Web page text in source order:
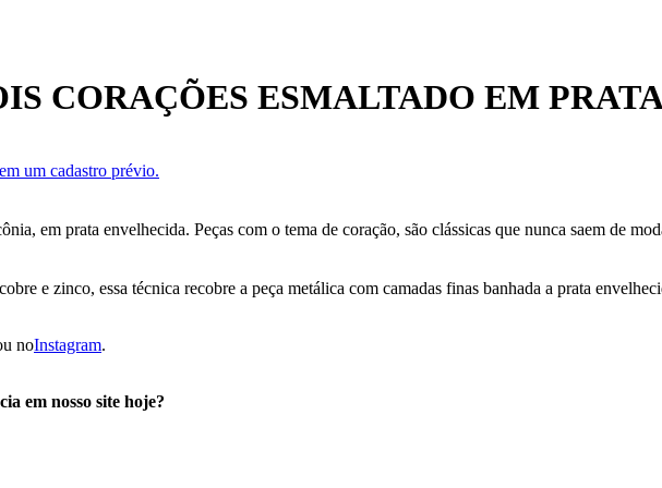
CORAÇÕES ESMALTADO EM
um cadastro prévio.
em prata envelhecida. Peças com o tema de coração, são clássicas que nunca saem de
e zinco, essa técnica recobre a peça metálica com camadas finas banhada a prata
noInstagram.
em nosso site hoje?